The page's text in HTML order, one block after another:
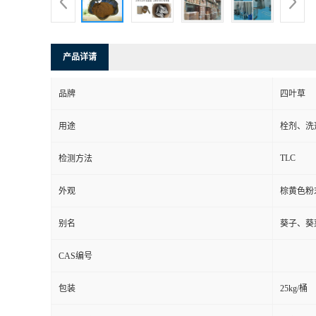
产品详请
品牌 四叶草
用途 栓剂、洗
检测方法 TLC
外观 棕黄色粉
别名 葵子、葵
CAS编号
包装 25kg/桶